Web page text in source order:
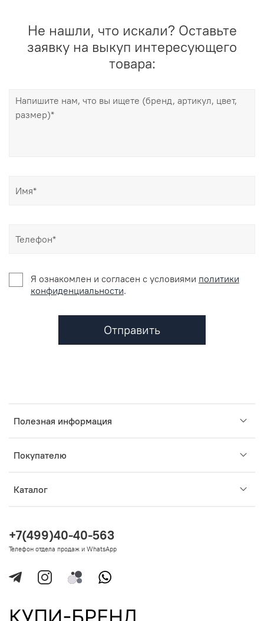
Не нашли, что искали? Оставьте
заявку на выкуп интересующего
товара:
Я ознакомлен и согласен c условиями политики
конфиденциальности.
Отправить
Полезная информация
Покупателю
Каталог
+7(499)40-40-563
Телефон отдела продаж и WhatsApp